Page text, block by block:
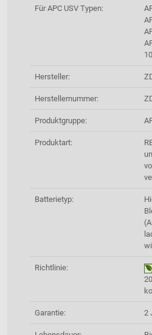
Für APC USV Typen:
Hersteller:
Herstellernummer:
Produktgruppe:
Produktart:
Batterietyp:
Richtlinie:
Garantie: 2